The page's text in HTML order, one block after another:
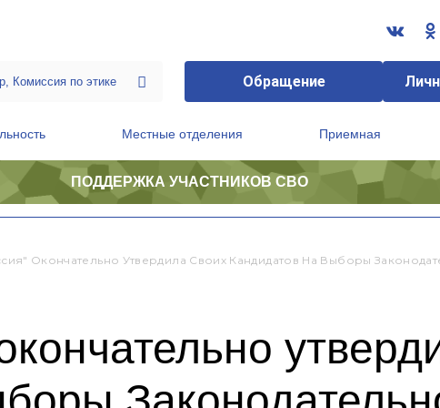
Обращение
Местные отделения Приемная
ПОДДЕРЖКА УЧАСТНИКОВ СВО
Окончательно Утвердила Своих Кандидатов На Выборы